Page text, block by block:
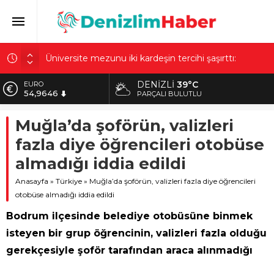
İnsanlar ‘Niye okudunuz?’ diyor
tercihi belli oldu: Çalıştı, karşılığını aldı
Bu da bamya skandalı: Hiç şüphelenmedik
71 ilde dev uyuşturucu operasyonu: 832 kilo
uyuşturucu ve 425 bin hap ele geçirildi
Tamir masasında büyük panik! Telefon bataryası
bomba gibi patladı: Güvenlik kamerası saniye saniye
kaydetti
EURO
54,9646
6.488,95
BİST
47,5939
DENIZLI39°C
PARÇALI BULUTLU
Muğla’da şoförün, valizleri
fazla diye öğrencileri otobüse
almadığı iddia edildi
Anasayfa » Türkiye » Muğla’da şoförün, valizleri fazla diye öğrencileri
otobüse almadığı iddia edildi
Bodrum ilçesinde belediye otobüsüne binmek
isteyen bir grup öğrencinin, valizleri fazla olduğu
gerekçesiyle şoför tarafından araca alınmadığı